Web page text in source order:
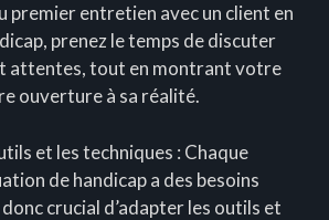
premier entretien avec un client en
prenez le temps de discuter
attentes, tout en montrant votre
ouverture à sa réalité.
et les techniques : Chaque
de handicap a des besoins
crucial d’adapter les outils et